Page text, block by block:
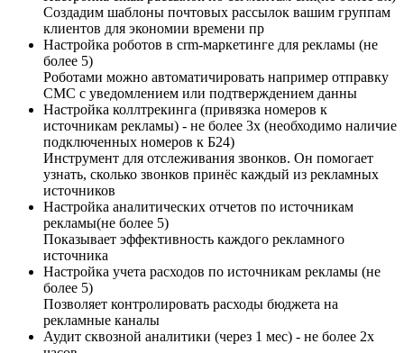
Создадим шаблоны почтовых рассылок вашим группам
клиентов для экономии времени пр
Настройка роботов в crm-маркетинге для рекламы (не
более 5)
Роботами можно автоматичировать например отправку
СМС с уведомлением или подтверждением данны
Настройка коллтрекинга (привязка номеров к
источникам рекламы) - не более 3х (необходимо наличие
подключенных номеров к Б24)
Инструмент для отслеживания звонков. Он помогает
узнать, сколько звонков принёс каждый из рекламных
источников
Настройка аналитических отчетов по источникам
рекламы(не более 5)
Показывает эффективность каждого рекламного
источника
Настройка учета расходов по источникам рекламы (не
более 5)
Позволяет контролировать расходы бюджета на
рекламные каналы
Аудит сквозной аналитики (через 1 мес) - не более 2х